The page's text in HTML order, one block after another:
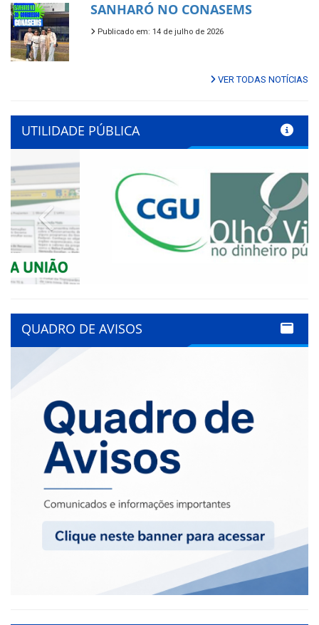
SANHARÓ NO CONASEMS
Publicado em: 14 de julho de 2026
VER TODAS NOTÍCIAS
UTILIDADE PÚBLICA
Previous Next
QUADRO DE AVISOS